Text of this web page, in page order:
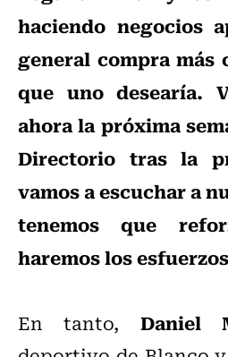
haciendo negocios
general compra más
que uno desearía.
ahora la próxima
Directorio tras la
vamos a escuchar a
tenemos que
haremos los
En tanto, Daniel